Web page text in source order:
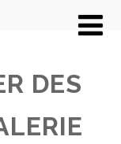
DES